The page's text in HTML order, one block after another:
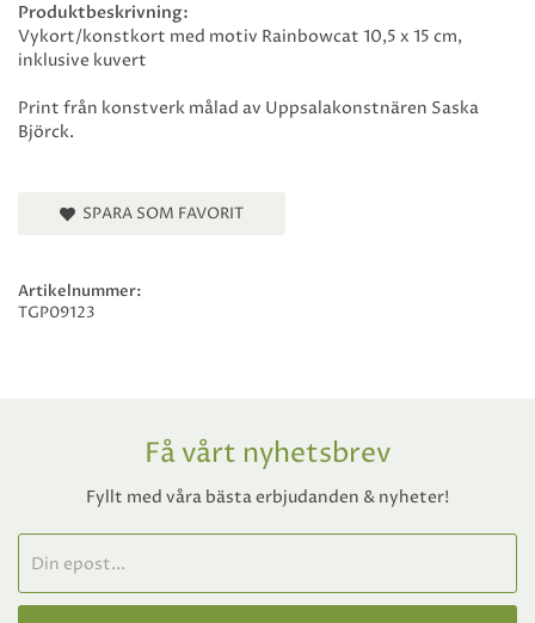
Produktbeskrivning:
Vykort/konstkort med motiv Rainbowcat 10,5 x 15 cm,
inklusive kuvert
Print från konstverk målad av Uppsalakonstnären Saska
Björck.
SPARA SOM FAVORIT
Artikelnummer:
TGP09123
Få vårt nyhetsbrev
Fyllt med våra bästa erbjudanden & nyheter!